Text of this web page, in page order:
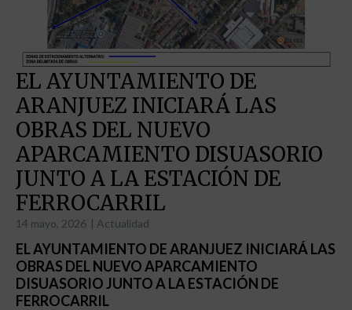
EL AYUNTAMIENTO DE
ARANJUEZ INICIARÁ LAS
OBRAS DEL NUEVO
APARCAMIENTO DISUASORIO
JUNTO A LA ESTACIÓN DE
FERROCARRIL
14 mayo, 2026 | Actualidad
EL AYUNTAMIENTO DE ARANJUEZ INICIARÁ LAS
OBRAS DEL NUEVO APARCAMIENTO
DISUASORIO JUNTO A LA ESTACIÓN DE
FERROCARRIL